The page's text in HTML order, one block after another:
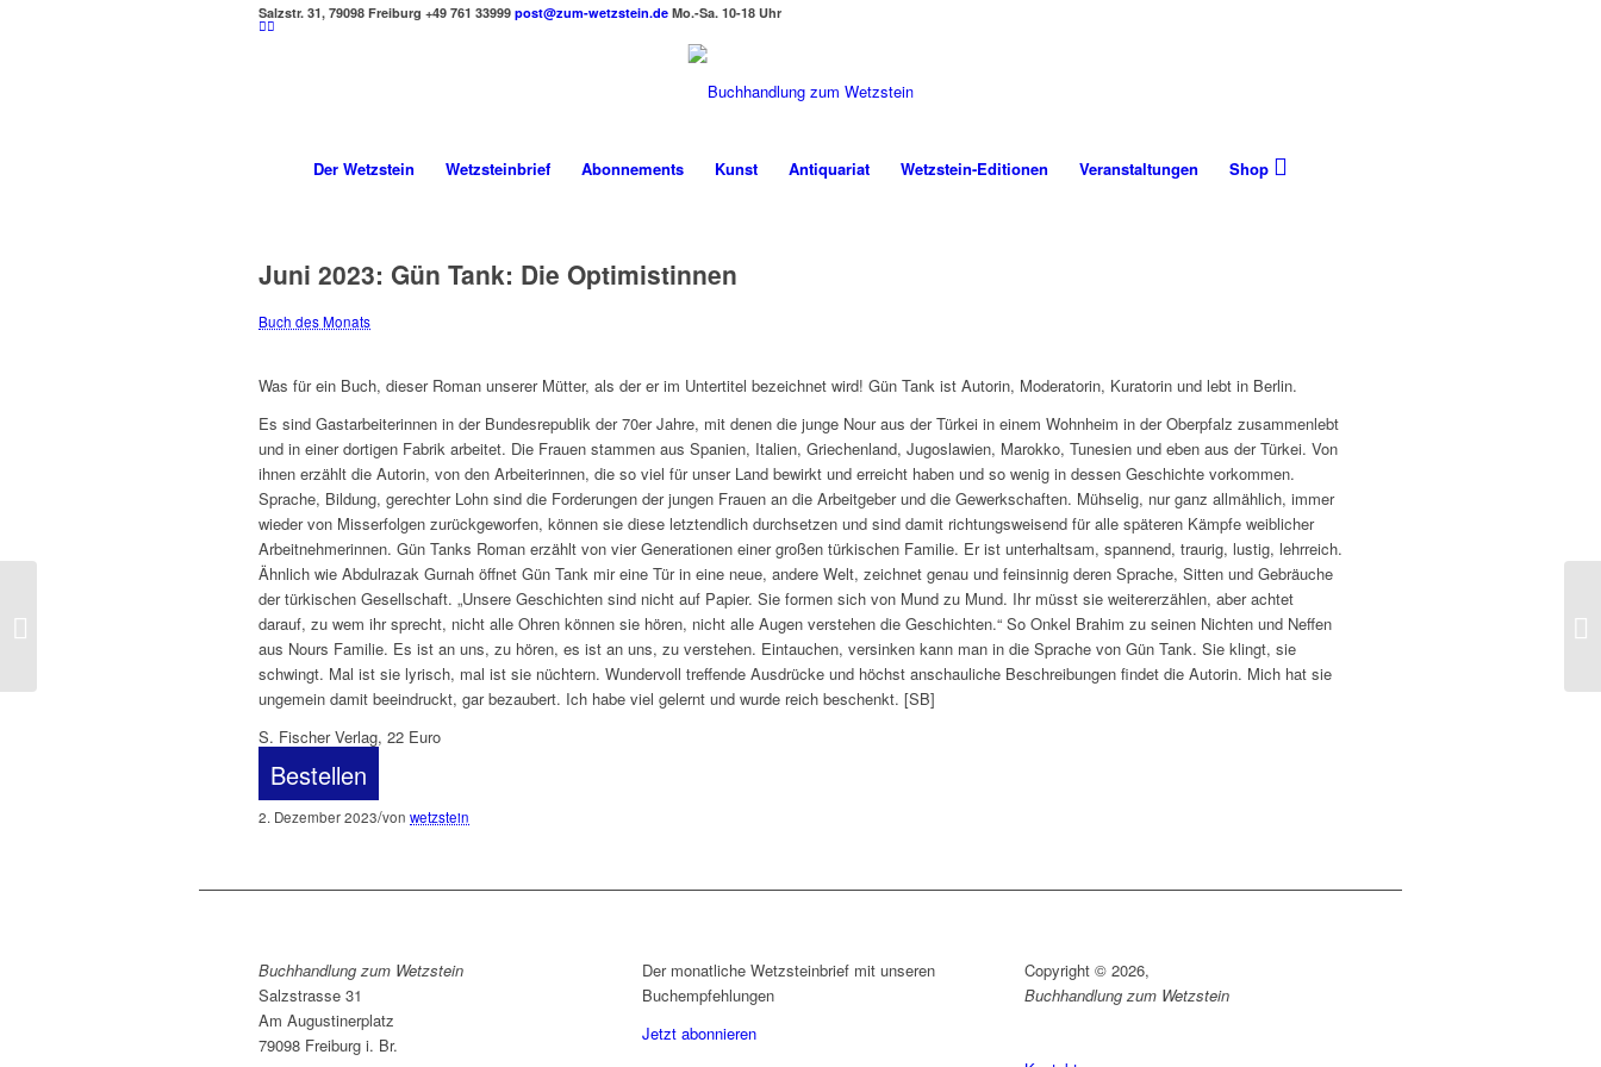
Salzstr. 31, 79098 Freiburg +49 761 33999 post@zum-wetzstein.de Mo.-Sa. 10-18 Uhr
Der Wetzstein Wetzsteinbrief Abonnements Kunst Antiquariat Wetzstein-Editionen Veranstaltungen Shop
Juni 2023: Gün Tank: Die Optimistinnen
Buch des Monats
Was für ein Buch, dieser Roman unserer Mütter, als der er im Untertitel bezeichnet wird! Gün Tank ist Autorin, Moderatorin, Kuratorin und lebt in Berlin.
Es sind Gastarbeiterinnen in der Bundesrepublik der 70er Jahre, mit denen die junge Nour aus der Türkei in einem Wohnheim in der Oberpfalz zusammenlebt
und in einer dortigen Fabrik arbeitet. Die Frauen stammen aus Spanien, Italien, Griechenland, Jugoslawien, Marokko, Tunesien und eben aus der Türkei. Von
ihnen erzählt die Autorin, von den Arbeiterinnen, die so viel für unser Land bewirkt und erreicht haben und so wenig in dessen Geschichte vorkommen.
Sprache, Bildung, gerechter Lohn sind die Forderungen der jungen Frauen an die Arbeitgeber und die Gewerkschaften. Mühselig, nur ganz allmählich, immer
wieder von Misserfolgen zurückgeworfen, können sie diese letztendlich durchsetzen und sind damit richtungsweisend für alle späteren Kämpfe weiblicher
Arbeitnehmerinnen. Gün Tanks Roman erzählt von vier Generationen einer großen türkischen Familie. Er ist unterhaltsam, spannend, traurig, lustig, lehrreich.
Ähnlich wie Abdulrazak Gurnah öffnet Gün Tank mir eine Tür in eine neue, andere Welt, zeichnet genau und feinsinnig deren Sprache, Sitten und Gebräuche
der türkischen Gesellschaft. „Unsere Geschichten sind nicht auf Papier. Sie formen sich von Mund zu Mund. Ihr müsst sie weitererzählen, aber achtet
darauf, zu wem ihr sprecht, nicht alle Ohren können sie hören, nicht alle Augen verstehen die Geschichten.“ So Onkel Brahim zu seinen Nichten und Neffen
aus Nours Familie. Es ist an uns, zu hören, es ist an uns, zu verstehen. Eintauchen, versinken kann man in die Sprache von Gün Tank. Sie klingt, sie
schwingt. Mal ist sie lyrisch, mal ist sie nüchtern. Wundervoll treffende Ausdrücke und höchst anschauliche Beschreibungen findet die Autorin. Mich hat sie
ungemein damit beeindruckt, gar bezaubert. Ich habe viel gelernt und wurde reich beschenkt. [SB]
S. Fischer Verlag, 22 Euro
Bestellen
2. Dezember 2023/von wetzstein
Buchhandlung zum Wetzstein
Salzstrasse 31
Am Augustinerplatz
79098 Freiburg i. Br.
Der monatliche Wetzsteinbrief mit unseren
Buchempfehlungen
Jetzt abonnieren
Copyright © 2026,
Buchhandlung zum Wetzstein